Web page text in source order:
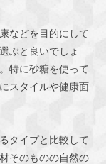
などを目的にして
ぶと良いでしょ
特に砂糖を使って
スタイルや健康面
タイプと比較して
そのものの自然の